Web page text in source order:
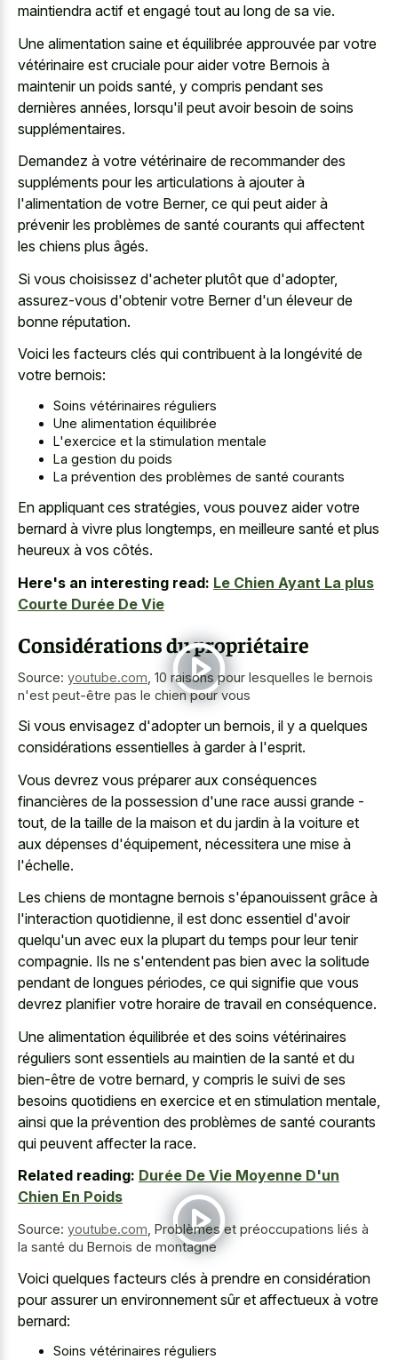
maintiendra actif et engagé tout au long de sa vie.
Une alimentation saine et équilibrée approuvée par votre
vétérinaire est cruciale pour aider votre Bernois à
maintenir un poids santé, y compris pendant ses
dernières années, lorsqu'il peut avoir besoin de soins
supplémentaires.
Demandez à votre vétérinaire de recommander des
suppléments pour les articulations à ajouter à
l'alimentation de votre Berner, ce qui peut aider à
prévenir les problèmes de santé courants qui affectent
les chiens plus âgés.
Si vous choisissez d'acheter plutôt que d'adopter,
assurez-vous d'obtenir votre Berner d'un éleveur de
bonne réputation.
Voici les facteurs clés qui contribuent à la longévité de
votre bernois:
Soins vétérinaires réguliers
Une alimentation équilibrée
L'exercice et la stimulation mentale
La gestion du poids
La prévention des problèmes de santé courants
En appliquant ces stratégies, vous pouvez aider votre
bernard à vivre plus longtemps, en meilleure santé et plus
heureux à vos côtés.
Here's an interesting read: Le Chien Ayant La plus
Courte Durée De Vie
Considérations du propriétaire
Source: youtube.com 10 raisons pour lesquelles le bernois
n'est peut-être pas le chien pour vous
Si vous envisagez d'adopter un bernois, il y a quelques
considérations essentielles à garder à l'esprit.
Vous devrez vous préparer aux conséquences
financières de la possession d'une race aussi grande -
tout, de la taille de la maison et du jardin à la voiture et
aux dépenses d'équipement, nécessitera une mise à
l'échelle.
Les chiens de montagne bernois s'épanouissent grâce à
l'interaction quotidienne, il est donc essentiel d'avoir
quelqu'un avec eux la plupart du temps pour leur tenir
compagnie. Ils ne s'entendent pas bien avec la solitude
pendant de longues périodes, ce qui signifie que vous
devrez planifier votre horaire de travail en conséquence.
Une alimentation équilibrée et des soins vétérinaires
réguliers sont essentiels au maintien de la santé et du
bien-être de votre bernard, y compris le suivi de ses
besoins quotidiens en exercice et en stimulation mentale,
ainsi que la prévention des problèmes de santé courants
qui peuvent affecter la race.
Related reading: Durée De Vie Moyenne D'un
Chien En Poids
Source: youtube.com Problèmes et préoccupations liés à
la santé du Bernois de montagne
Voici quelques facteurs clés à prendre en considération
pour assurer un environnement sûr et affectueux à votre
bernard:
Soins vétérinaires réguliers